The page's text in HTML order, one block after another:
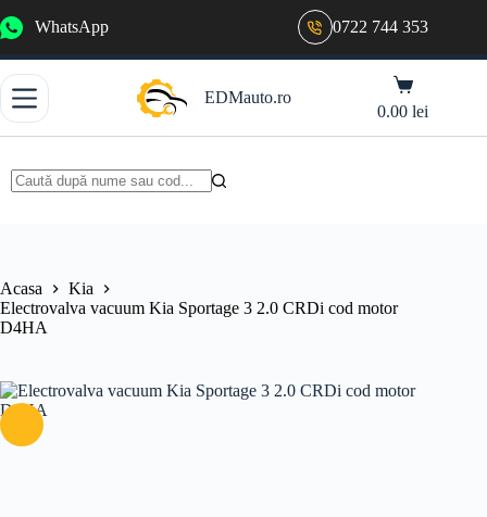
la
WhatsApp 0722 744 353
EDMauto.ro
Coș
de
cumpărături
0.00lei
Acasa
Kia
Electrovalva vacuum Kia Sportage 3 2.0 CRDi cod motor
D4HA